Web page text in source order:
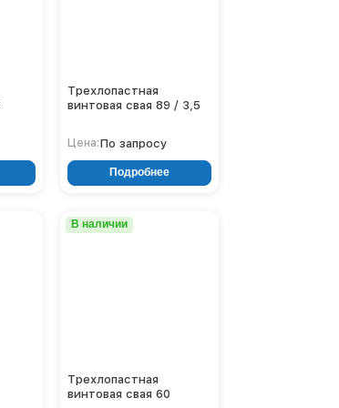
Трехлопастная
винтовая свая 89 / 3,5
Цена:По запросу
Подробнее
В наличии
Трехлопастная
винтовая свая 60